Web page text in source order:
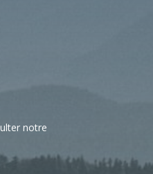
notre